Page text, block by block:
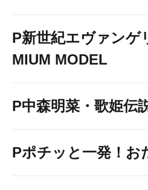
P新世紀エヴァンゲ
MIUM MODEL
P中森明菜・歌姫伝
Pポチッと一発！お